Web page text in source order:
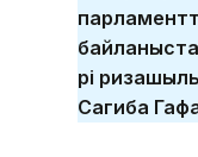
әрі
Сагиба